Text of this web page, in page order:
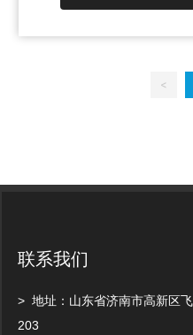
<
联系我们
> 地址：山东省济南市高新区
203